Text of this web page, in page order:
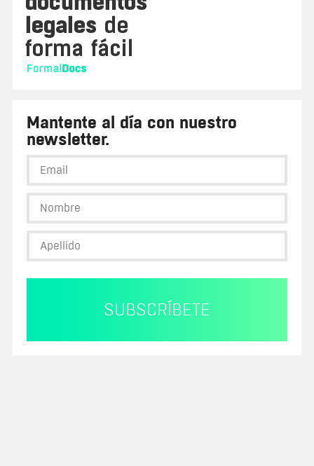
Mantente al día con nuestro
newsletter.